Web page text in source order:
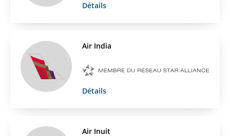
Détails
Air India
Détails
Air Inuit